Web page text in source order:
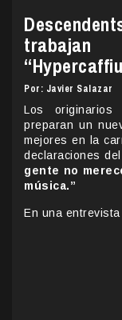
Por: Javier Salazar
Los originarios
preparan un
mejores en la
declaraciones
gente no
música.”
En una